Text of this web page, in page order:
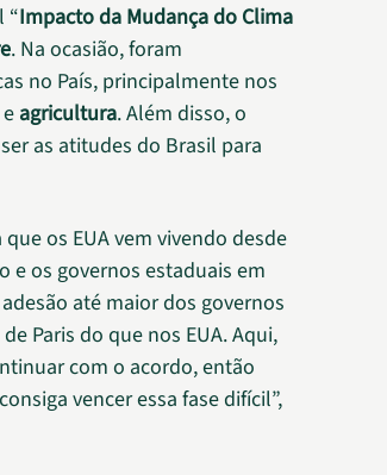
“Impacto da Mudança do Clima
. Na ocasião, foram
no País, principalmente nos
e agricultura. Além disso, o
as atitudes do Brasil para
os EUA vem vivendo desde
e os governos estaduais em
até maior dos governos
Paris do que nos EUA. Aqui,
com o acordo, então
vencer essa fase difícil”,